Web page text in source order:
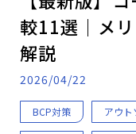
較11選｜メ
解説
2026/04/22
BCP対策 アウト